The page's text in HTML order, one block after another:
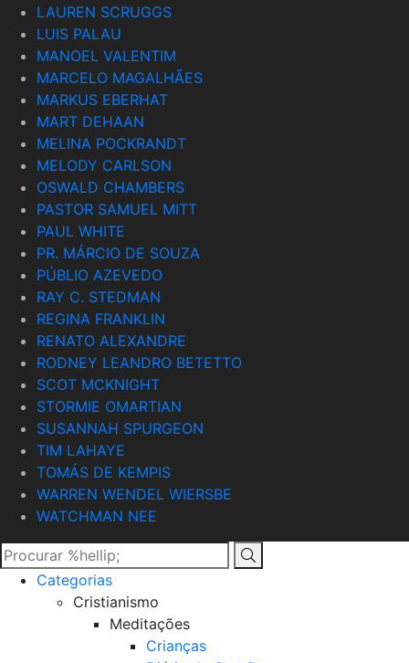
LAUREN SCRUGGS
LUIS PALAU
MANOEL VALENTIM
MARCELO MAGALHÃES
MARKUS EBERHAT
MART DEHAAN
MELINA POCKRANDT
MELODY CARLSON
OSWALD CHAMBERS
PASTOR SAMUEL MITT
PAUL WHITE
PR. MÁRCIO DE SOUZA
PÚBLIO AZEVEDO
RAY C. STEDMAN
REGINA FRANKLIN
RENATO ALEXANDRE
RODNEY LEANDRO BETETTO
SCOT MCKNIGHT
STORMIE OMARTIAN
SUSANNAH SPURGEON
TIM LAHAYE
TOMÁS DE KEMPIS
WARREN WENDEL WIERSBE
WATCHMAN NEE
Categorias
Cristianismo
Meditações
Crianças